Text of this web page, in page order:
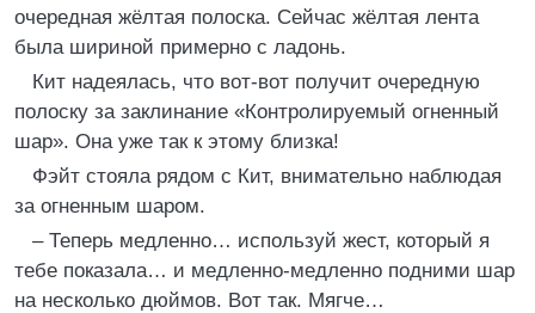
очередная жёлтая полоска. Сейчас жёлтая лента
была шириной примерно с ладонь.
Кит надеялась, что вот-вот получит очередную
полоску за заклинание «Контролируемый огненный
шар». Она уже так к этому близка!
Фэйт стояла рядом с Кит, внимательно наблюдая
за огненным шаром.
– Теперь медленно… используй жест, который я
тебе показала… и медленно-медленно подними шар
на несколько дюймов. Вот так. Мягче…